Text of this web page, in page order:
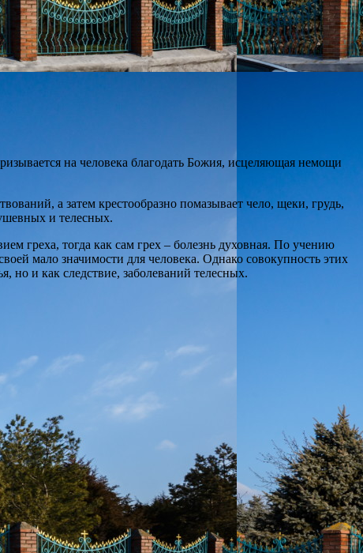
на человека благодать Божия, исцеляющая немощи
а затем крестообразно помазывает чело, щеки, грудь,
и телесных.
греха, тогда как сам грех – болезнь духовная. По учению
мало значимости для человека. Однако совокупность этих
но и как следствие, заболеваний телесных.